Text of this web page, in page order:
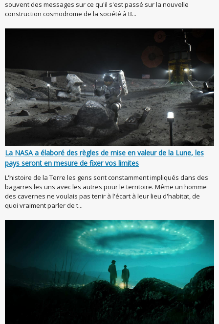
souvent des messages sur ce qu'il s'est passé sur la nouvelle
construction cosmodrome de la société à B...
La NASA a élaboré des règles de mise en valeur de la Lune, les
pays seront en mesure de fixer vos limites
L'histoire de la Terre les gens sont constamment impliqués dans des
bagarres les uns avec les autres pour le territoire. Même un homme
des cavernes ne voulais pas tenir à l'écart à leur lieu d'habitat, de
quoi vraiment parler de t...